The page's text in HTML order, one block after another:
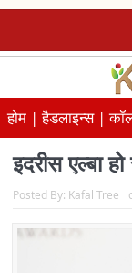
होम |हैडलाइन्स |
इदरीस एल्बा
Posted By: Kafal Tree